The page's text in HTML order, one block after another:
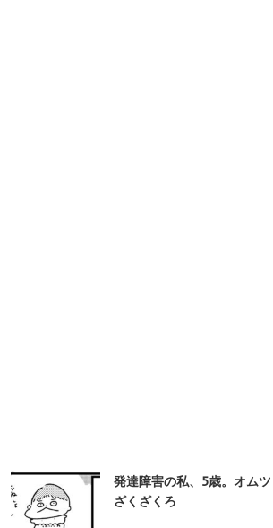
発達障害の私、5歳。オム
ざくざくろ